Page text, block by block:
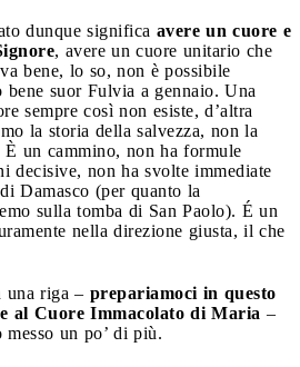
dunque significa avere un cuore e
, avere un cuore unitario che
bene, lo so, non è possibile
bene suor Fulvia a gennaio. Una
sempre così non esiste, d’altra
la storia della salvezza, non la
un cammino, non ha formule
decisive, non ha svolte immediate
Damasco (per quanto la
sulla tomba di San Paolo). É un
nella direzione giusta, il che
una riga – prepariamoci in questo
al Cuore Immacolato di Maria –
un po’ di più.